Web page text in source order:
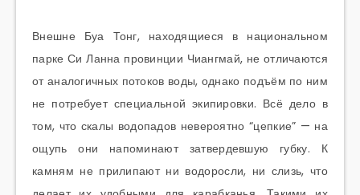
Внешне Буа Тонг, находящиеся в национальном
парке Си Ланна провинции Чиангмай, не отличаются
от аналогичных потоков воды, однако подъём по ним
не потребует специальной экипировки. Всё дело в
том, что скалы водопадов невероятно “цепкие” — на
ощупь они напоминают затвердевшую губку. К
камням не прилипают ни водоросли, ни слизь, что